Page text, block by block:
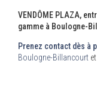
VENDÔME PLAZA,
gamme à Boulogne-
Prenez contact dès à
Boulogne-Billancourt